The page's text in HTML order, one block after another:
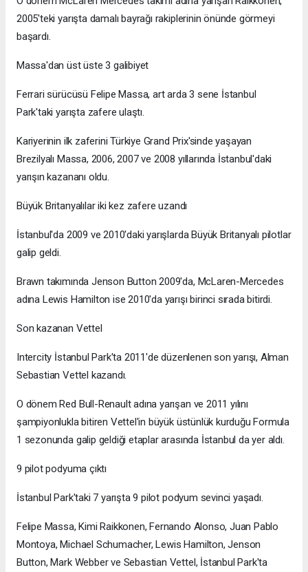
2005'teki yarışta damalı bayrağı rakiplerinin önünde görmeyi
başardı.
Massa'dan üst üste 3 galibiyet
Ferrari sürücüsü Felipe Massa, art arda 3 sene İstanbul
Park'taki yarışta zafere ulaştı.
Kariyerinin ilk zaferini Türkiye Grand Prix'sinde yaşayan
Brezilyalı Massa, 2006, 2007 ve 2008 yıllarında İstanbul'daki
yarışın kazananı oldu.
Büyük Britanyalılar iki kez zafere uzandı
İstanbul'da 2009 ve 2010'daki yarışlarda Büyük Britanyalı pilotlar
galip geldi.
Brawn takımında Jenson Button 2009'da, McLaren-Mercedes
adına Lewis Hamilton ise 2010'da yarışı birinci sırada bitirdi.
Son kazanan Vettel
Intercity İstanbul Park'ta 2011'de düzenlenen son yarışı, Alman
Sebastian Vettel kazandı.
O dönem Red Bull-Renault adına yarışan ve 2011 yılını
şampiyonlukla bitiren Vettel'in büyük üstünlük kurduğu Formula
1 sezonunda galip geldiği etaplar arasında İstanbul da yer aldı.
9 pilot podyuma çıktı
İstanbul Park'taki 7 yarışta 9 pilot podyum sevinci yaşadı.
Felipe Massa, Kimi Raikkonen, Fernando Alonso, Juan Pablo
Montoya, Michael Schumacher, Lewis Hamilton, Jenson
Button, Mark Webber ve Sebastian Vettel, İstanbul Park'ta